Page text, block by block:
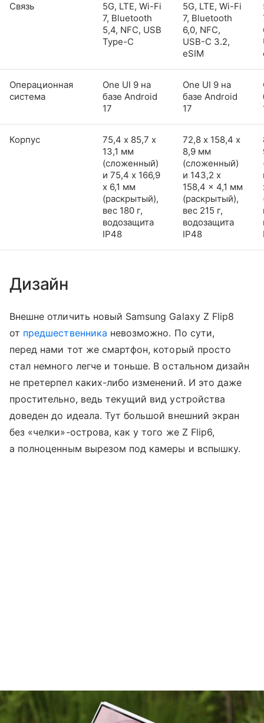
Связь
5G, LTE, Wi-Fi
7, Bluetooth
5,4, NFC, USB
Type-C
5G, LTE, Wi-Fi
7, Bluetooth
6,0, NFC,
USB-C 3.2,
eSIM
Операционная
система
One UI 9 на
базе Android
17
One UI 9 на
базе Android
17
Корпус
75,4 х 85,7 х
13,1 мм
(сложенный)
и 75,4 x 166,9
x 6,1 мм
(раскрытый),
вес 180 г,
водозащита
IP48
72,8 х 158,4 х
8,9 мм
(сложенный)
и 143,2 x
158,4 x 4,1 мм
(раскрытый),
вес 215 г,
водозащита
IP48
Дизайн
Внешне отличить новый Samsung Galaxy Z Flip8
от предшественника невозможно. По сути,
перед нами тот же смартфон, который просто
стал немного легче и тоньше. В остальном дизайн
не претерпел каких-либо изменений. И это даже
простительно, ведь текущий вид устройства
доведен до идеала. Тут большой внешний экран
без «челки»-острова, как у того же Z Flip6,
а полноценным вырезом под камеры и вспышку.